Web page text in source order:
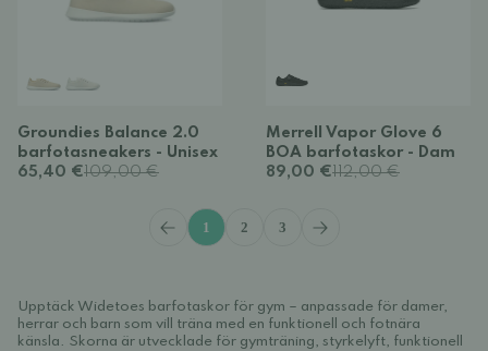
Groundies Balance 2.0
barfotasneakers - Unisex
65,40 €109,00 €
Merrell Vapor Glove 6
BOA barfotaskor - Dam
89,00 €112,00 €
1 2 3
Upptäck Widetoes barfotaskor för gym – anpassade för damer,
herrar och barn som vill träna med en funktionell och fotnära
känsla. Skorna är utvecklade för gymträning, styrkelyft, funktionell